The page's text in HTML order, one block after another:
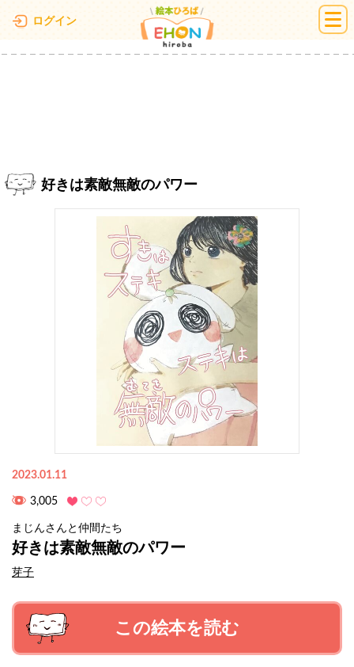
ログイン 絵本ひろば
好きは素敵無敵のパワー
2023.01.11
3,005
まじんさんと仲間たち
好きは素敵無敵のパワー
芽子
この絵本を読む